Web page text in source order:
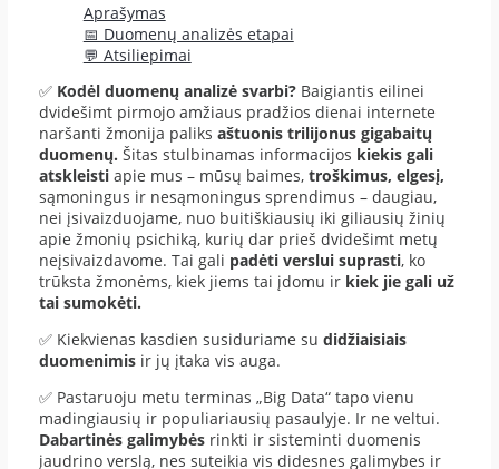
Aprašymas
📅 Duomenų analizės etapai
💬 Atsiliepimai
✅ Kodėl duomenų analizė svarbi?Baigiantis eilinei
dvidešimt pirmojo amžiaus pradžios dienai internete
naršanti žmonija paliks aštuonis trilijonus gigabaitų
duomenų. Šitas stulbinamas informacijos kiekis gali
atskleistiapie mus – mūsų baimes, troškimus, elgesį,
sąmoningus ir nesąmoningus sprendimus – daugiau,
nei įsivaizduojame, nuo buitiškiausių iki giliausių žinių
apie žmonių psichiką, kurių dar prieš dvidešimt metų
neįsivaizdavome. Tai gali padėti verslui suprasti, ko
trūksta žmonėms, kiek jiems tai įdomu ir kiek jie gali už
tai sumokėti.
✅ Kiekvienas kasdien susiduriame su didžiaisiais
duomenimisir jų įtaka vis auga.
✅ Pastaruoju metu terminas „Big Data“ tapo vienu
madingiausių ir populiariausių pasaulyje. Ir ne veltui.
Dabartinės galimybėsrinkti ir sisteminti duomenis
įaudrino verslą, nes suteikia vis didesnes galimybes ir